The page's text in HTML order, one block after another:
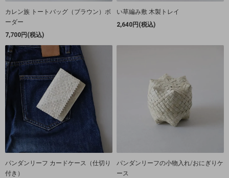
カレン族 トートバッグ（ブラウン）ボ
ーダー
7,700円(税込)
い草編み敷 木製トレイ
2,640円(税込)
パンダンリーフ カードケース（仕切り
付き）
パンダンリーフの小物入れ/おにぎりケ
ース